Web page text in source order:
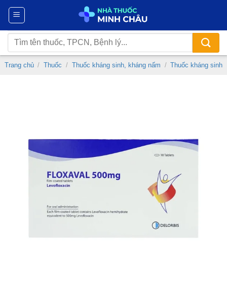
Chuyển
nội
dung
Tìm
kiếm:
Trang chủ / Thuốc / Thuốc kháng sinh, kháng nấm / Thuốc kháng sinh